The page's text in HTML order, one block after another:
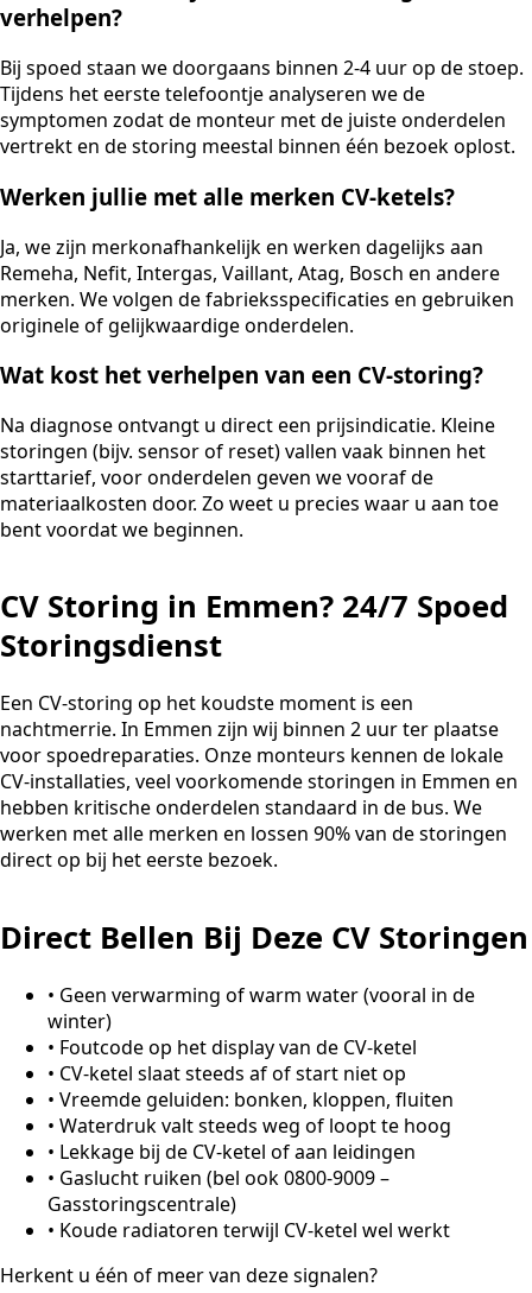
verhelpen?
Bij spoed staan we doorgaans binnen 2-4 uur op de stoep.
Tijdens het eerste telefoontje analyseren we de
symptomen zodat de monteur met de juiste onderdelen
vertrekt en de storing meestal binnen één bezoek oplost.
Werken jullie met alle merken CV-ketels?
Ja, we zijn merkonafhankelijk en werken dagelijks aan
Remeha, Nefit, Intergas, Vaillant, Atag, Bosch en andere
merken. We volgen de fabrieksspecificaties en gebruiken
originele of gelijkwaardige onderdelen.
Wat kost het verhelpen van een CV-storing?
Na diagnose ontvangt u direct een prijsindicatie. Kleine
storingen (bijv. sensor of reset) vallen vaak binnen het
starttarief, voor onderdelen geven we vooraf de
materiaalkosten door. Zo weet u precies waar u aan toe
bent voordat we beginnen.
CV Storing in Emmen? 24/7 Spoed
Storingsdienst
Een CV-storing op het koudste moment is een
nachtmerrie. In Emmen zijn wij binnen 2 uur ter plaatse
voor spoedreparaties. Onze monteurs kennen de lokale
CV-installaties, veel voorkomende storingen in Emmen en
hebben kritische onderdelen standaard in de bus. We
werken met alle merken en lossen 90% van de storingen
direct op bij het eerste bezoek.
Direct Bellen Bij Deze CV Storingen
• Geen verwarming of warm water (vooral in de
winter)
• Foutcode op het display van de CV-ketel
• CV-ketel slaat steeds af of start niet op
• Vreemde geluiden: bonken, kloppen, fluiten
• Waterdruk valt steeds weg of loopt te hoog
• Lekkage bij de CV-ketel of aan leidingen
• Gaslucht ruiken (bel ook 0800-9009 –
Gasstoringscentrale)
• Koude radiatoren terwijl CV-ketel wel werkt
Herkent u één of meer van deze signalen?